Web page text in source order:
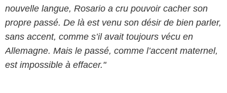
nouvelle langue, Rosario a cru pouvoir cacher son
propre passé. De là est venu son désir de bien parler,
sans accent, comme s’il avait toujours vécu en
Allemagne. Mais le passé, comme l’accent maternel,
est impossible à effacer."